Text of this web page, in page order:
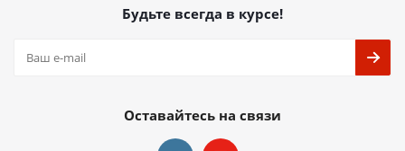
Будьте всегда в курсе!
Оставайтесь на связи